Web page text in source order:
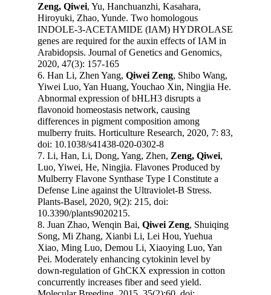
Zeng, Qiwei, Yu, Hanchuanzhi, Kasahara,
Hiroyuki, Zhao, Yunde. Two homologous
INDOLE-3-ACETAMIDE (IAM) HYDROLASE
genes are required for the auxin effects of IAM in
Arabidopsis. Journal of Genetics and Genomics,
2020, 47(3): 157-165
6. Han Li, Zhen Yang,Qiwei Zeng, Shibo Wang,
Yiwei Luo, Yan Huang, Youchao Xin, Ningjia He.
Abnormal expression of bHLH3 disrupts a
flavonoid homeostasis network, causing
differences in pigment composition among
mulberry fruits. Horticulture Research, 2020, 7: 83,
doi: 10.1038/s41438-020-0302-8
7. Li, Han, Li, Dong, Yang, Zhen, Zeng, Qiwei,
Luo, Yiwei, He, Ningjia. Flavones Produced by
Mulberry Flavone Synthase Type I Constitute a
Defense Line against the Ultraviolet-B Stress.
Plants-Basel, 2020, 9(2): 215, doi:
10.3390/plants9020215.
8. Juan Zhao, Wenqin Bai,Qiwei Zeng, Shuiqing
Song, Mi Zhang, Xianbi Li, Lei Hou, Yuehua
Xiao, Ming Luo, Demou Li, Xiaoying Luo, Yan
Pei. Moderately enhancing cytokinin level by
down-regulation of GhCKX expression in cotton
concurrently increases fiber and seed yield.